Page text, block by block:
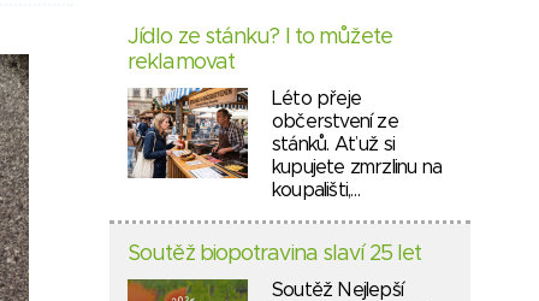
Jídlo ze stánku? I to můžete
reklamovat
Léto přeje
občerstvení ze
stánků. Ať už si
kupujete zmrzlinu na
koupališti,…
Soutěž biopotravina slaví 25 let
Soutěž Nejlepší